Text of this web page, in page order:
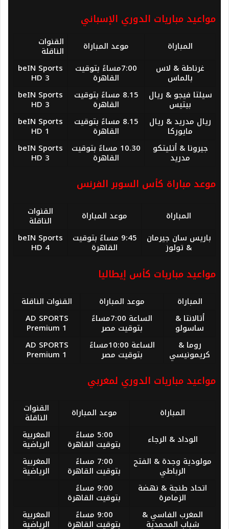
مواعيد مباريات الدوري الإسباني
المباراة موعد المباراة القنوات
الناقلة
غرناطة & لاس
بالماس
7:00مساءً بتوقيت
القاهرة
beIN Sports
HD 3
سيلتا فيجو & ريال
بيتيس
8.15 مساءً بتوقيت
القاهرة
beIN Sports
HD 3
ريال مدريد & ريال
مايوركا
8.15 مساءً بتوقيت
القاهرة
beIN Sports
HD 1
جيرونا & أتليتكو
مدريد
10.30 مساءً بتوقيت
القاهرة
beIN Sports
HD 3
موعد مباراة كأس السوبر الفرنس
المباراة موعد المباراة القنوات
الناقلة
باريس سان جيرمان
& تولوز
9:45 مساءً بتوقيت
القاهرة
beIN Sports
HD 4
مواعيد مباريات كأس إيطاليا
المباراة موعد المباراة
القنوات الناقلة
أتالانتا &
ساسولو
الساعة 7:00مساءً
بتوقيت مصر
AD SPORTS
Premium 1
روما &
كريمونيسي
الساعة 10:00مساءً
بتوقيت مصر
AD SPORTS
Premium 1
مواعيد مباريات الدوري لمغربي
المباراة موعد المباراة القنوات
الناقلة
الوداد & الرجاء
5:00 مساءً
بتوقيت القاهرة
المغربية
الرياضية
مولودية وجدة & الفتح
الرباطي
7:00 مساءً
بتوقيت القاهرة
المغربية
الرياضية
اتحاد طنجة & نهضة
الزمامرة
9:00 مساءً
بتوقيت القاهرة
المغرب الفاسي &
شباب المحمدية
9:00 مساءً
بتوقيت القاهرة
المغربية
الرياضية